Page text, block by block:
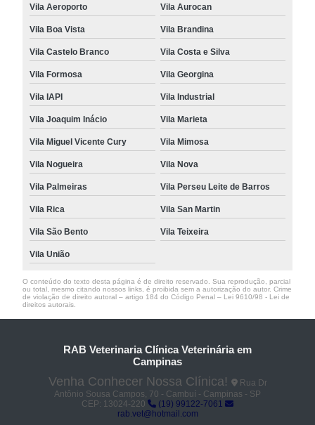
Vila Aeroporto Vila Aurocan
Vila Boa Vista Vila Brandina
Vila Castelo Branco Vila Costa e Silva
Vila Formosa Vila Georgina
Vila IAPI Vila Industrial
Vila Joaquim Inácio Vila Marieta
Vila Miguel Vicente Cury Vila Mimosa
Vila Nogueira Vila Nova
Vila Palmeiras Vila Perseu Leite de Barros
Vila Rica Vila San Martin
Vila São Bento Vila Teixeira
Vila União
O conteúdo do texto desta página é de direito reservado. Sua reprodução, parcial
ou total, mesmo citando nossos links, é proibida sem a autorização do autor. Crime
de violação de direito autoral – artigo 184 do Código Penal – Lei 9610/98 - Lei de
direitos autorais
RAB Veterinaria Clínica Veterinária em
Campinas
Venha Conhecer Nossa Clínica!
Rua Dr
Antônio Sousa Campos, 70 - Cambuí - Campinas - SP
CEP: 13024-220
(19) 99122-7061
rab.vet@hotmail.com